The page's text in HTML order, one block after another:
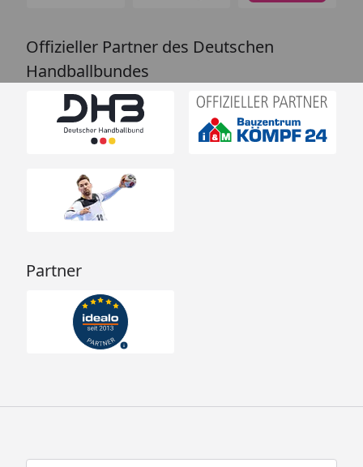
Offizieller Partner des Deutschen
Handballbundes
Partner